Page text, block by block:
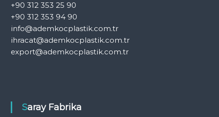
+90 312 353 25 90
+90 312 353 94 90
info@ademkocplastik.com.tr
ihracat@ademkocplastik.com.tr
export@ademkocplastik.com.tr
Saray Fabrika